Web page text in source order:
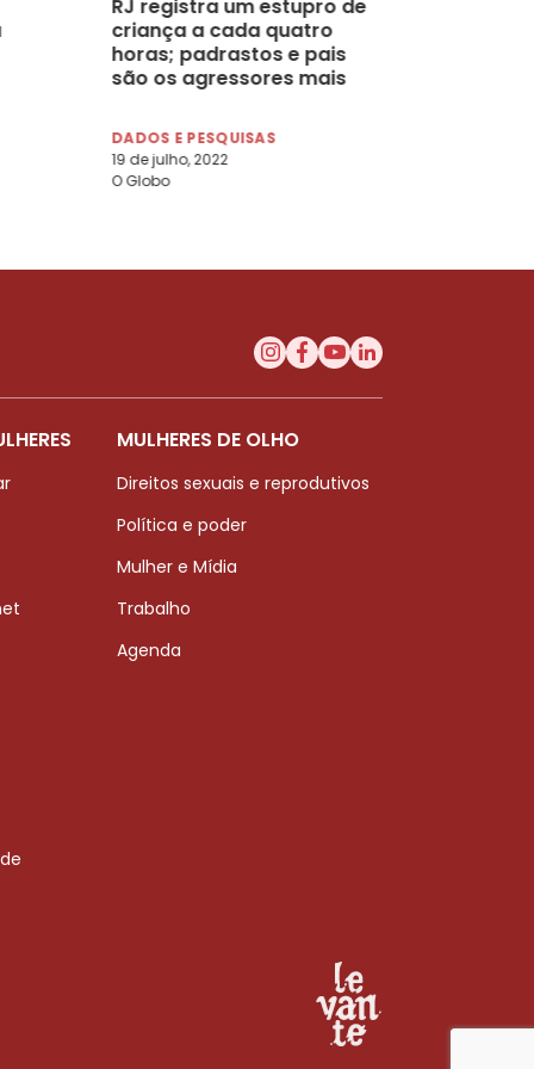
RJ registra um estupro de
criança a cada quatro
horas; padrastos e pais
são os agressores mais
DADOS E PESQUISAS
19 de julho, 2022
O Globo
MULHERES DE OLHO
Direitos sexuais e reprodutivos
Política e poder
Mulher e Mídia
Trabalho
Agenda